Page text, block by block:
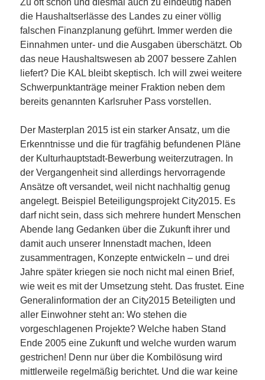
Zu oft schon und diesmal auch zu eindeutig haben
die Haushaltserlässe des Landes zu einer völlig
falschen Finanzplanung geführt. Immer werden die
Einnahmen unter- und die Ausgaben überschätzt. Ob
das neue Haushaltswesen ab 2007 bessere Zahlen
liefert? Die KAL bleibt skeptisch. Ich will zwei weitere
Schwerpunktanträge meiner Fraktion neben dem
bereits genannten Karlsruher Pass vorstellen.
Der Masterplan 2015 ist ein starker Ansatz, um die
Erkenntnisse und die für tragfähig befundenen Pläne
der Kulturhauptstadt-Bewerbung weiterzutragen. In
der Vergangenheit sind allerdings hervorragende
Ansätze oft versandet, weil nicht nachhaltig genug
angelegt. Beispiel Beteiligungsprojekt City2015. Es
darf nicht sein, dass sich mehrere hundert Menschen
Abende lang Gedanken über die Zukunft ihrer und
damit auch unserer Innenstadt machen, Ideen
zusammentragen, Konzepte entwickeln – und drei
Jahre später kriegen sie noch nicht mal einen Brief,
wie weit es mit der Umsetzung steht. Das frustet. Eine
Generalinformation der an City2015 Beteiligten und
aller Einwohner steht an: Wo stehen die
vorgeschlagenen Projekte? Welche haben Stand
Ende 2005 eine Zukunft und welche wurden warum
gestrichen! Denn nur über die Kombilösung wird
mittlerweile regelmäßig berichtet. Und die war keine